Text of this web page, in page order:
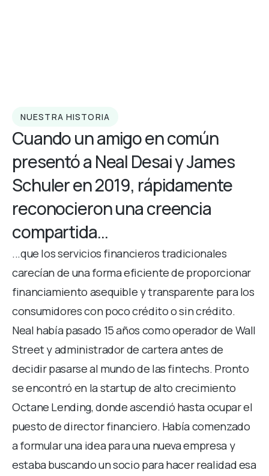
NUESTRA HISTORIA
Cuando un amigo en común
presentó a Neal Desai y James
Schuler en 2019, rápidamente
reconocieron una creencia
compartida...
...que los servicios financieros tradicionales
carecían de una forma eficiente de proporcionar
financiamiento asequible y transparente para los
consumidores con poco crédito o sin crédito.
Neal había pasado 15 años como operador de Wall
Street y administrador de cartera antes de
decidir pasarse al mundo de las fintechs. Pronto
se encontró en la startup de alto crecimiento
Octane Lending, donde ascendió hasta ocupar el
puesto de director financiero. Había comenzado
a formular una idea para una nueva empresa y
estaba buscando un socio para hacer realidad esa